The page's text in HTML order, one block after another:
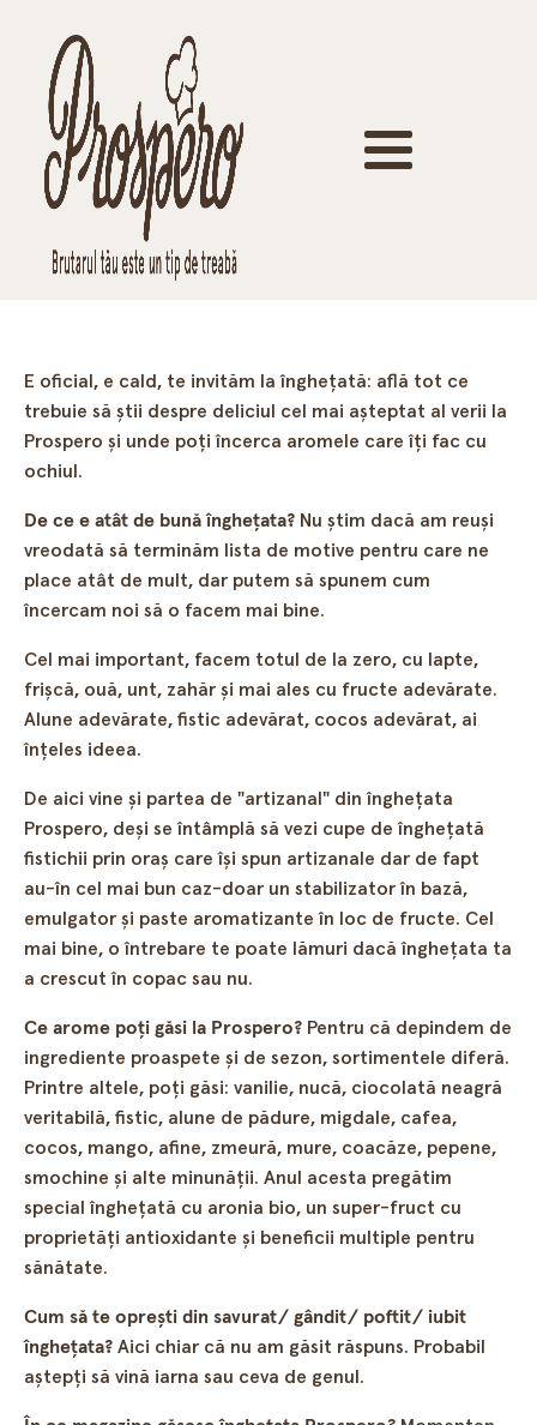
E oficial, e cald, te invităm la înghețată: află tot ce
trebuie să știi despre deliciul cel mai așteptat al verii la
Prospero și unde poți încerca aromele care îți fac cu
ochiul.
De ce e atât de bună înghețata? Nu știm dacă am reuși
vreodată să terminăm lista de motive pentru care ne
place atât de mult, dar putem să spunem cum
încercam noi să o facem mai bine.
Cel mai important, facem totul de la zero, cu lapte,
frișcă, ouă, unt, zahăr și mai ales cu fructe adevărate.
Alune adevărate, fistic adevărat, cocos adevărat, ai
înțeles ideea.
De aici vine și partea de "artizanal" din înghețata
Prospero, deși se întâmplă să vezi cupe de înghețată
fistichii prin oraș care își spun artizanale dar de fapt
au-în cel mai bun caz-doar un stabilizator în bază,
emulgator și paste aromatizante în loc de fructe. Cel
mai bine, o întrebare te poate lămuri dacă înghețata ta
a crescut în copac sau nu.
Ce arome poți găsi la Prospero? Pentru că depindem de
ingrediente proaspete și de sezon, sortimentele diferă.
Printre altele, poți găsi: vanilie, nucă, ciocolată neagră
veritabilă, fistic, alune de pădure, migdale, cafea,
cocos, mango, afine, zmeură, mure, coacăze, pepene,
smochine și alte minunății. Anul acesta pregătim
special înghețată cu aronia bio, un super-fruct cu
proprietăți antioxidante și beneficii multiple pentru
sănătate.
Cum să te oprești din savurat/ gândit/ poftit/ iubit
înghețata? Aici chiar că nu am găsit răspuns. Probabil
aștepți să vină iarna sau ceva de genul.